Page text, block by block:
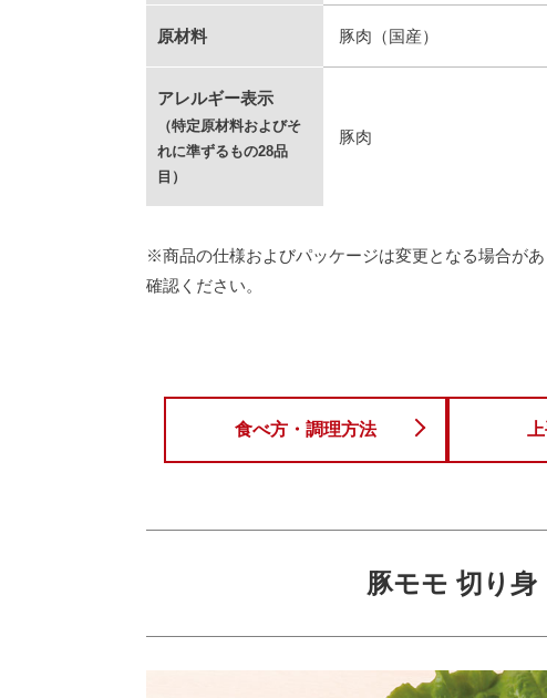
原材料 豚肉（国産）
アレルギー表示
（特定原材料およびそ
れに準ずるもの28品
目）
豚肉
※商品の仕様およびパッケージは変更となる場合が
確認ください。
食べ方・調理方法
豚モモ 切り